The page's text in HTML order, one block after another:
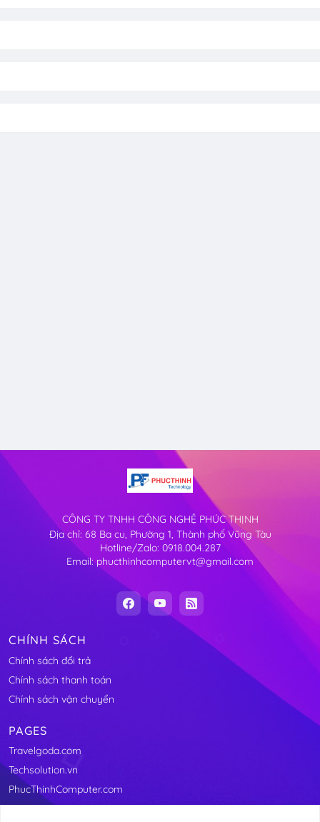
CÔNG TY TNHH CÔNG NGHỆ PHÚC THỊNH
Địa chỉ: 68 Ba cu, Phường 1, Thành phố Vũng Tàu
Hotline/Zalo: 0918.004.287
Email: phucthinhcomputervt@gmail.com
CHÍNH SÁCH
Chính sách đổi trả
Chính sách thanh toán
Chính sách vận chuyển
PAGES
Travelgoda.com
Techsolution.vn
PhucThinhComputer.com